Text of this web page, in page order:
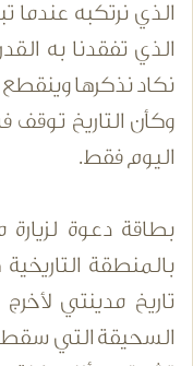
الذي نرتكبه عندما
الذي تفقدنا به
نكاد نذكرها
وكأن التاريخ توقف
اليوم فقط.
بطاقة دعوة
بالمنطقة
تاريخ مدينتي
السحيقة التي